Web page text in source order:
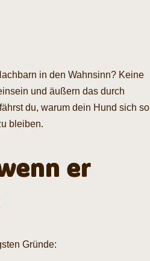
in den Wahnsinn? Keine
und äußern das durch
du, warum dein Hund sich so
bleiben.
er
Gründe: